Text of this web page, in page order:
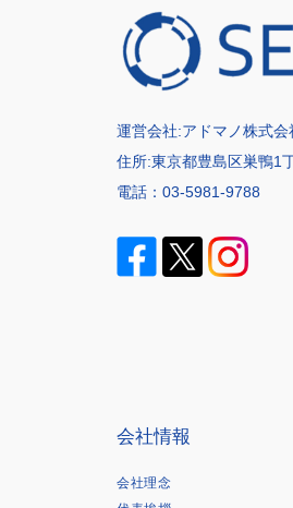
運営会社:アドマノ株式会
住所:東京都豊島区巣鴨1
電話： 03-5981-9788
会社情報
会社理念